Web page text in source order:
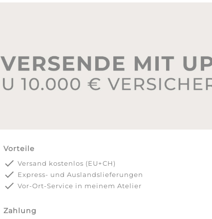
Vorteile
done Versand kostenlos (EU+CH)
done Express- und Auslandslieferungen
done Vor-Ort-Service in meinem Atelier
Zahlung